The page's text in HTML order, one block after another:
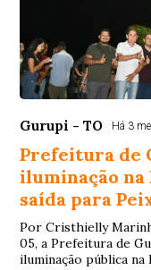
Gurupi - TO Há 3
Prefeitura de
iluminação na
saída para
Por Cristhielly
05, a Prefeitura de
iluminação pública na